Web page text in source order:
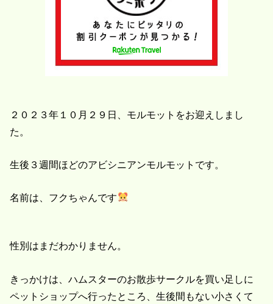
２０２３年１０月２９日、モルモットをお迎えしまし
た。
生後３週間ほどのアビシニアンモルモットです。
名前は、フクちゃんです
性別はまだわかりません。
きっかけは、ハムスターのお散歩サークルを買い足しに
ペットショップへ行ったところ、生後間もない小さくて